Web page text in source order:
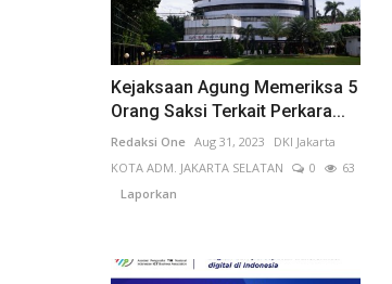
Kejaksaan Agung Memeriksa 5
Orang Saksi Terkait Perkara...
Redaksi One Aug 31, 2023
DKI Jakarta
KOTA ADM. JAKARTA SELATAN
0
63
Laporkan